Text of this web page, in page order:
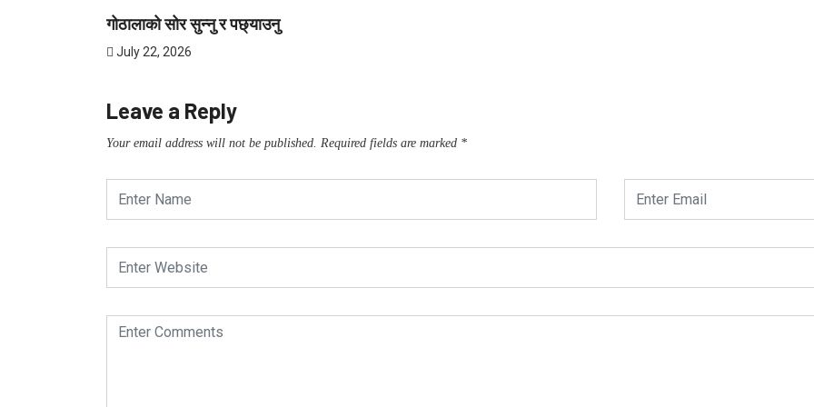
गोठालाको सोर सुन्नु र पछ्याउनु
July 22, 2026
Leave a Reply
Your email address will not be published. Required fields are marked *